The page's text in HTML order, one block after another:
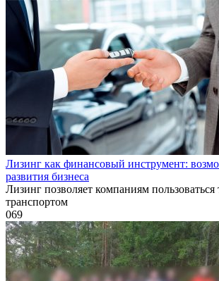
Лизинг как финансовый инструмент:
развития бизнеса
Лизинг позволяет компаниям пользоваться
транспортом
069